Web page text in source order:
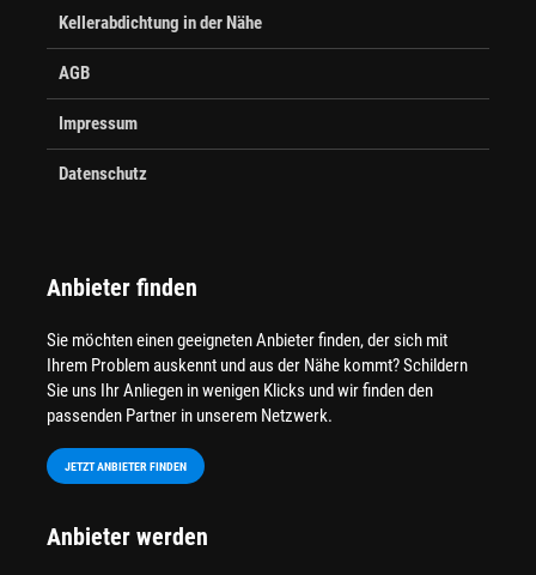
Kellerabdichtung in der Nähe
AGB
Impressum
Datenschutz
Anbieter finden
Sie möchten einen geeigneten Anbieter finden, der sich mit
Ihrem Problem auskennt und aus der Nähe kommt? Schildern
Sie uns Ihr Anliegen in wenigen Klicks und wir finden den
passenden Partner in unserem Netzwerk.
JETZT ANBIETER FINDEN
Anbieter werden